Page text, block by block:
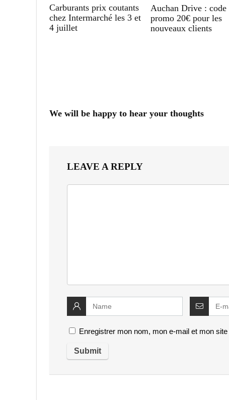
Carburants prix coutants
chez Intermarché les 3 et
4 juillet
Auchan Drive : code
promo 20€ pour les
nouveaux clients
We will be happy to hear your thoughts
LEAVE A REPLY
Enregistrer mon nom, mon e-mail et mon